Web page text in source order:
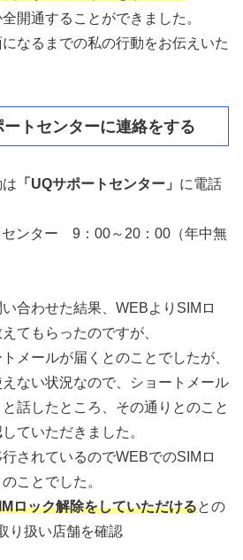
開通することができました。
なるまでの私の行動をお伝えいた
トセンターに連絡をする
「UQサポートセンター」 に電話
ンター 9：00～20：00（年中無
合わせた結果、WEBよりSIMロ
てもらったのですが、
メールが届くとのことでしたが、
ない状況なので、ショートメール
話したところ、その通りとのこと
ていただきました。
されているのでWEBでのSIMロ
ことでした。
ロック解除をしていただけるとの
り扱い店舗を確認